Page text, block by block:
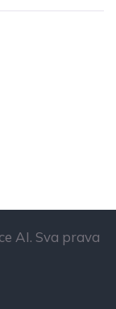
AI. Sva prava